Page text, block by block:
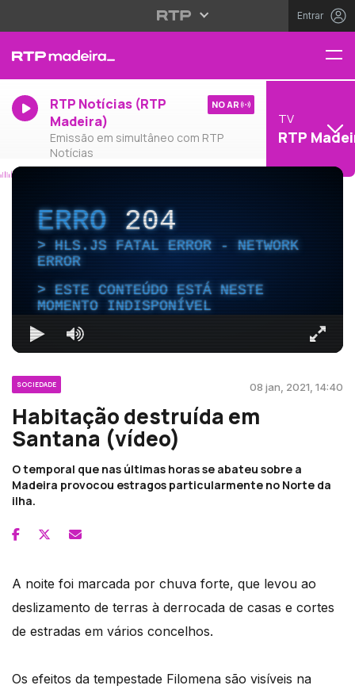
Entrar
RTP Notícias (RTP
Madeira)
Emissão em simultâneo com RTP
Notícias
NO AR
TV
RTP
ERRO204
HLS.JS FATAL ERROR - NETWORK
ERROR
ESTE CONTEÚDO ESTÁ NESTE
MOMENTO INDISPONÍVEL
SOCIEDADE 08 jan, 2021, 14:40
Habitação destruída em
Santana (vídeo)
O temporal que nas últimas horas se abateu sobre a
Madeira provocou estragos particularmente no Norte da
ilha.
A noite foi marcada por chuva forte, que levou ao
deslizamento de terras à derrocada de casas e cortes
de estradas em vários concelhos.
Os efeitos da tempestade Filomena são visíveis na